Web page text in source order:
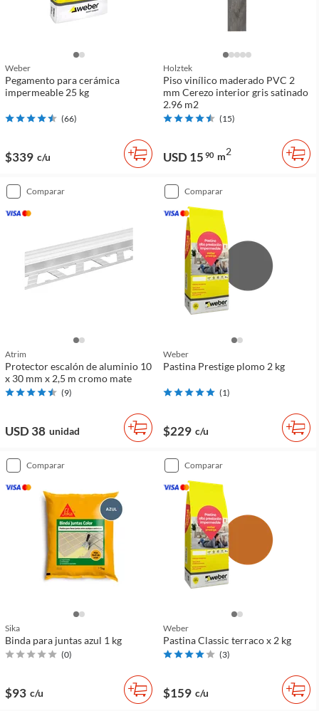
Weber
Pegamento para cerámica
impermeable 25 kg
(66)
$339 c/u
Holztek
Piso vinílico maderado PVC 2
mm Cerezo interior gris satinado
2.96 m2
(15)
USD 15 90 m2
comparar
Atrim
Protector escalón de aluminio 10
x 30 mm x 2,5 m cromo mate
(9)
USD 38 unidad
comparar
Weber
Pastina Prestige plomo 2 kg
(1)
$229 c/u
comparar
Sika
Binda para juntas azul 1 kg
(0)
$93 c/u
comparar
Weber
Pastina Classic terraco x 2 kg
(3)
$159 c/u